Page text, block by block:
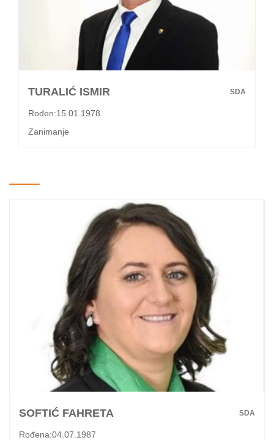
TURALIĆ ISMIR SDA
Rođen:15.01.1978
Zanimanje
SOFTIĆ FAHRETA SDA
Rođena:04.07.1987